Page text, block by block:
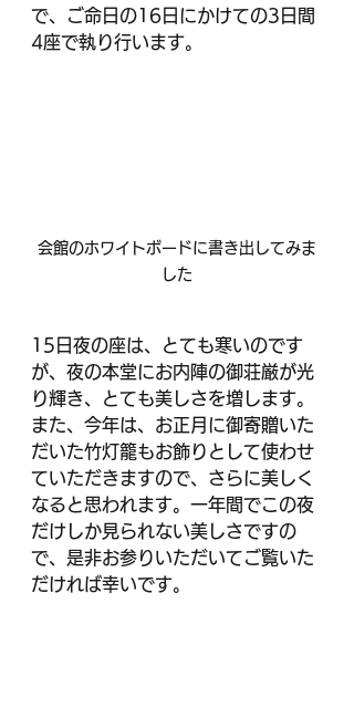
で、ご命日の16日にかけての3日間
4座で執り行います。
会館のホワイトボードに書き出してみま
した
15日夜の座は、とても寒いのです
が、夜の本堂にお内陣の御荘厳が光
り輝き、とても美しさを増します。
また、今年は、お正月に御寄贈いた
だいた竹灯籠もお飾りとして使わせ
ていただきますので、さらに美しく
なると思われます。一年間でこの夜
だけしか見られない美しさですの
で、是非お参りいただいてご覧いた
だければ幸いです。